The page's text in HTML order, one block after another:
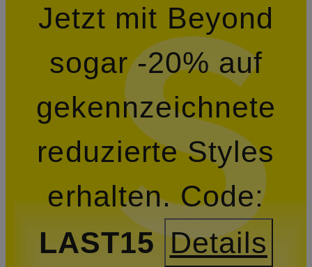
Jetzt mit Beyond
sogar -20% auf
gekennzeichnete
reduzierte Styles
erhalten.Code:
LAST15 Details